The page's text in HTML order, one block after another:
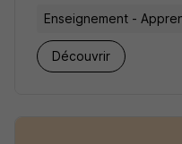
Enseignement -
Découvrir